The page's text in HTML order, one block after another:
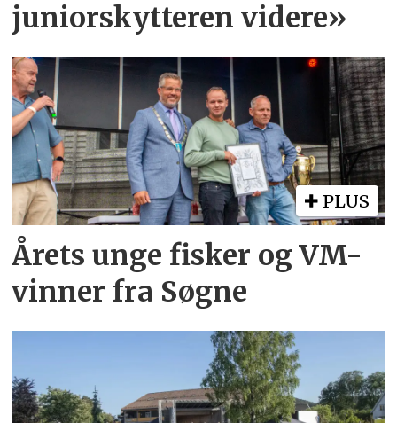
juniorskytteren videre»
PLUS
Årets unge fisker og VM-
vinner fra Søgne